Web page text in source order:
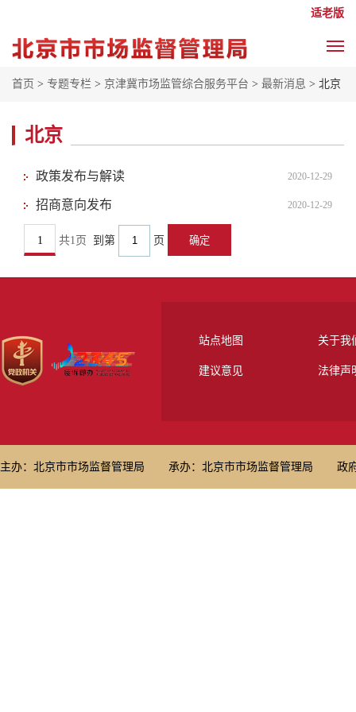
适老版
首页 > 专题专栏 > 京津冀市场监管综合服务平台 > 最新消息 > 北京
北京
政策发布与解读 2020-12-29
招商意向发布 2020-12-29
1 共1页 到第 页
站点地图 关于我
建议意见 法律声
主办：北京市市场监督管理局 承办：北京市市场监督管理局 政